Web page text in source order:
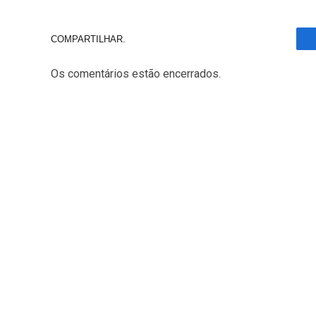
COMPARTILHAR.
Os comentários estão encerrados.